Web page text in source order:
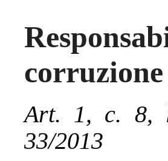
Art. 1, c. 8,
33/2013